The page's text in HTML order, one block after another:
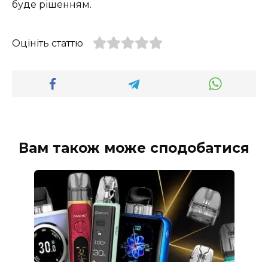
буде рішенням.
Оцініть статтю
Вам також може сподобатися